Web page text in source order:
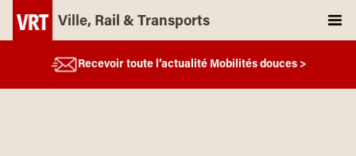
Ville, Rail & Transports
Recevoir toute l’actualité Mobilités douces >